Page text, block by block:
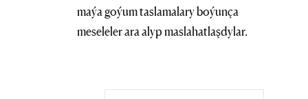
maýa goýum taslamalary boýunça
meseleler ara alyp maslahatlaşdylar.